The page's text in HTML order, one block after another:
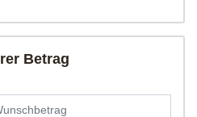
Betrag